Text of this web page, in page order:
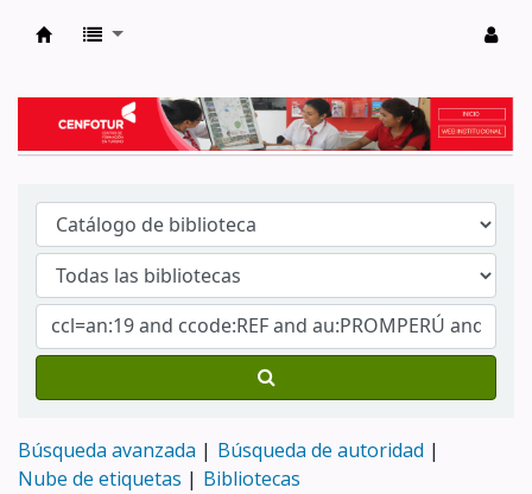
Búsqueda avanzada
Búsqueda de autoridad
Nube de etiquetas
Bibliotecas